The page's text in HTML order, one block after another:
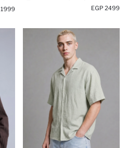
2499 EGP
1999 EGP